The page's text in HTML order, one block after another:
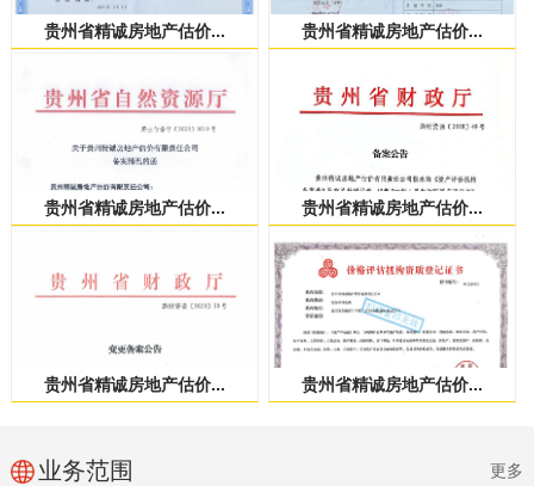
贵州省精诚房地产估价... 贵州省精诚房地产估价...
贵州省精诚房地产估价... 贵州省精诚房地产估价...
贵州省精诚房地产估价... 贵州省精诚房地产估价...
业务范围 更多